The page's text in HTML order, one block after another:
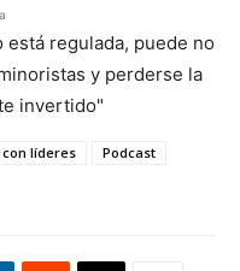
regulada, puede no
y perderse la
invertido"
líderes
Podcast